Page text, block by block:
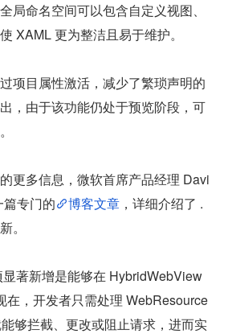
局命名空间可以包含自定义视图、
XAML 更为整洁且易于维护。
项目属性激活，减少了繁琐声明的
，由于该功能仍处于预览阶段，可
更多信息，微软首席产品经理 Davi
专门的
博客文章 ，详细介绍了 .
。
著新增是能够在 HybridWebView
在，开发者只需处理 WebResource
够拦截、更改或阻止请求，进而实